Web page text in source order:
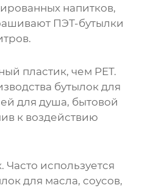
напитков,
ПЭТ-бутылки
пластик, чем PET.
бутылок для
для душа, бытовой
к воздействию
используется
для масла, соусов,